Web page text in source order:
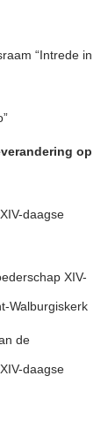
“Intrede in
op
daagse
XIV-
Walburgiskerk
de
daagse